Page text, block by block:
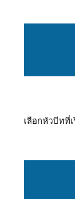
เลือกหัวบีทที่